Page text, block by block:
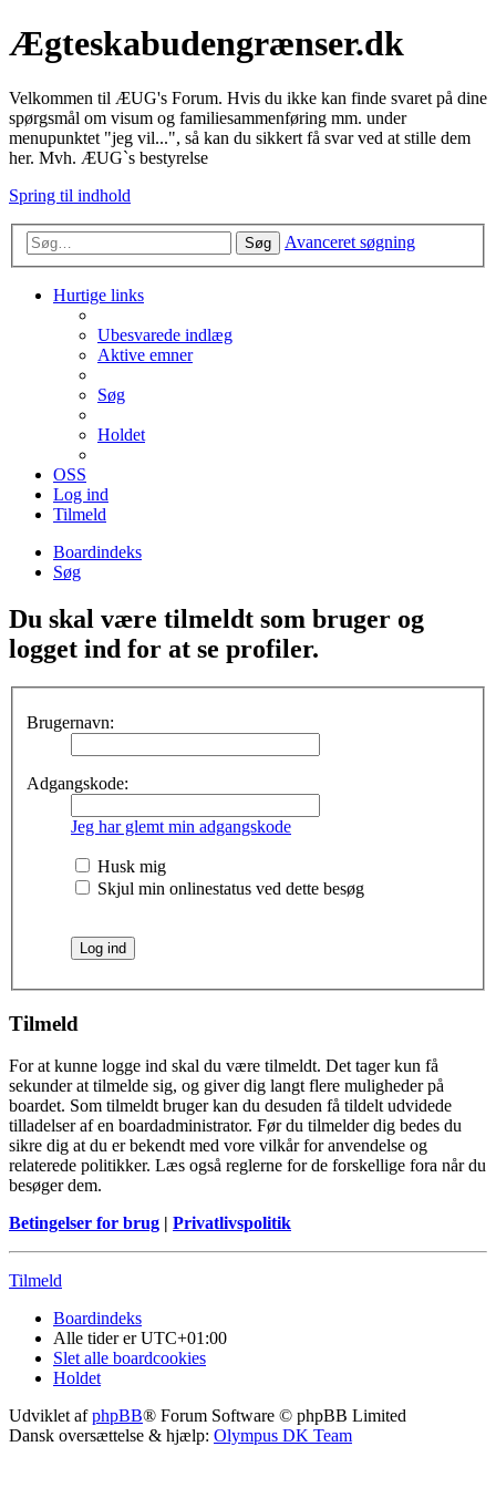
Ægteskabudengrænser.dk
Velkommen til ÆUG's Forum. Hvis du ikke kan finde svaret på dine
spørgsmål om visum og familiesammenføring mm. under
menupunktet "jeg vil...", så kan du sikkert få svar ved at stille dem
her. Mvh. ÆUG`s bestyrelse
Spring til indhold
Søg Avanceret søgning
Hurtige links
Ubesvarede indlæg
Aktive emner
Søg
Holdet
OSS
Log ind
Tilmeld
Boardindeks
Søg
Du skal være tilmeldt som bruger og
logget ind for at se profiler.
Brugernavn:
Adgangskode:
Jeg har glemt min adgangskode
Husk mig
Skjul min onlinestatus ved dette besøg
Tilmeld
For at kunne logge ind skal du være tilmeldt. Det tager kun få
sekunder at tilmelde sig, og giver dig langt flere muligheder på
boardet. Som tilmeldt bruger kan du desuden få tildelt udvidede
tilladelser af en boardadministrator. Før du tilmelder dig bedes du
sikre dig at du er bekendt med vore vilkår for anvendelse og
relaterede politikker. Læs også reglerne for de forskellige fora når du
besøger dem.
Betingelser for brug | Privatlivspolitik
Tilmeld
Boardindeks
Alle tider erUTC+01:00
Slet alle boardcookies
Holdet
Udviklet afphpBB® Forum Software © phpBB Limited
Dansk oversættelse & hjælp: Olympus DK Team